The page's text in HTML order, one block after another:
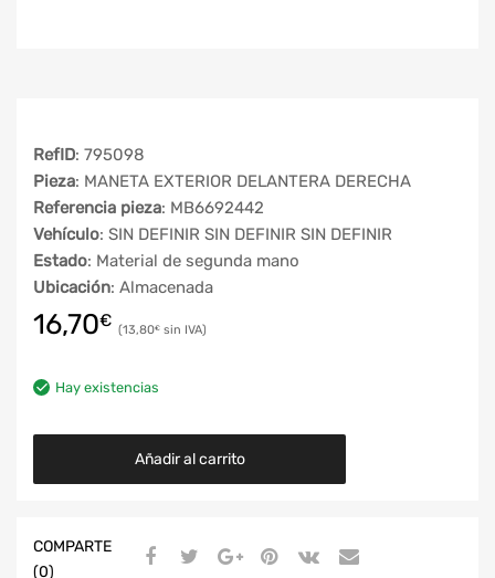
RefID: 795098
Pieza: MANETA EXTERIOR DELANTERA DERECHA
Referencia pieza: MB6692442
Vehículo: SIN DEFINIR SIN DEFINIR SIN DEFINIR
Estado: Material de segunda mano
Ubicación: Almacenada
16,70€ 13,80€
Hay existencias
Añadir al carrito
COMPARTE
(0)